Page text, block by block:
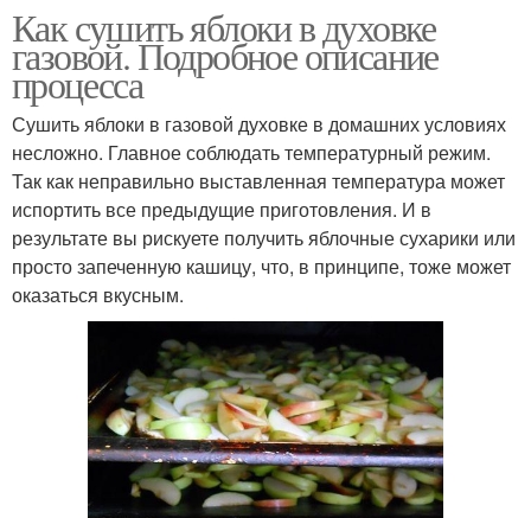
Как сушить яблоки в духовке
газовой. Подробное описание
процесса
Сушить яблоки в газовой духовке в домашних условиях
несложно. Главное соблюдать температурный режим.
Так как неправильно выставленная температура может
испортить все предыдущие приготовления. И в
результате вы рискуете получить яблочные сухарики или
просто запеченную кашицу, что, в принципе, тоже может
оказаться вкусным.